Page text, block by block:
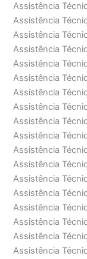
Assistência
Assistência
Assistência
Assistência
Assistência
Assistência
Assistência
Assistência
Assistência
Assistência
Assistência
Assistência
Assistência
Assistência
Assistência
Assistência
Assistência
Assistência